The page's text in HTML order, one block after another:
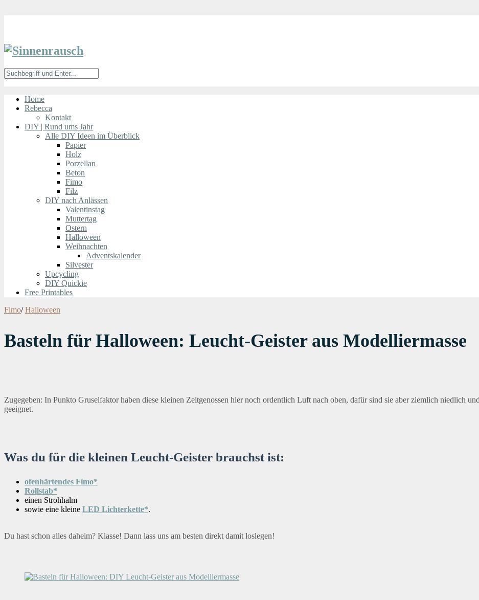
Home
Rebecca
Kontakt
DIY | Rund ums Jahr
Alle DIY Ideen im Überblick
Papier
Holz
Porzellan
Beton
Fimo
Filz
DIY nach Anlässen
Valentinstag
Muttertag
Ostern
Halloween
Weihnachten
Adventskalender
Silvester
Upcycling
DIY Quickie
Free Printables
Fimo/ Halloween
Basteln für Halloween: Leucht-Geister aus Modelliermasse
Zugegeben: In Punkto Gruselfaktor haben diese kleinen Zeitgenossen hier noch ordentlich Luft nach oben, dafür sind sie aber ziemlich niedlich
geeignet.
Was du für die kleinen Leucht-Geister brauchst ist:
ofenhärtendes Fimo*
Rollstab*
einen Strohhalm
sowie eine kleine LED Lichterkette*.
Du hast schon alles daheim? Klasse! Dann lass uns am besten direkt damit loslegen!